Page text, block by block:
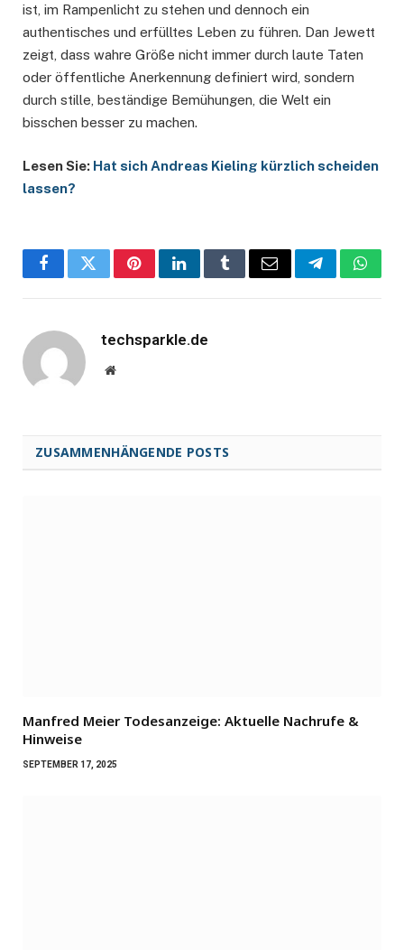
ist, im Rampenlicht zu stehen und dennoch ein
authentisches und erfülltes Leben zu führen. Dan Jewett
zeigt, dass wahre Größe nicht immer durch laute Taten
oder öffentliche Anerkennung definiert wird, sondern
durch stille, beständige Bemühungen, die Welt ein
bisschen besser zu machen.
Lesen Sie: Hat sich Andreas Kieling kürzlich scheiden
lassen?
FacebookTwitterPinterestLinkedInTumblrEmail Telegram
techsparkle.de
Website
ZUSAMMENHÄNGENDE POSTS
Manfred Meier Todesanzeige: Aktuelle Nachrufe &
Hinweise
SEPTEMBER 17, 2025